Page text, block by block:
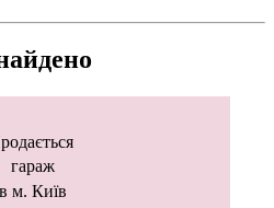
гараж
в м. Київ